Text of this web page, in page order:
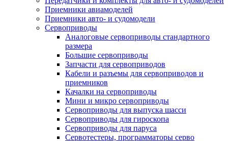
Приемники авиамоделей
Приемники авто- и судомодели
Сервоприводы
Аналоговые сервоприводы стандартного
размера
Большие сервоприводы
Запчасти для сервоприводов
Кабели и разъемы для сервоприводов и
приемников
Качалки на сервоприводы
Мини и микро сервоприводы
Сервоприводы для выпуска шасси
Сервоприводы для гироскопа
Сервоприводы для паруса
Сервотестеры, программаторы серво